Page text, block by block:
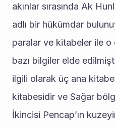
akınlar sırasında Ak
adlı bir hükümdar
paralar ve kitabeler ile o
bazı bilgiler elde
ilgili olarak üç ana
kitabesidir ve Sağar
İkincisi Pencap’ın